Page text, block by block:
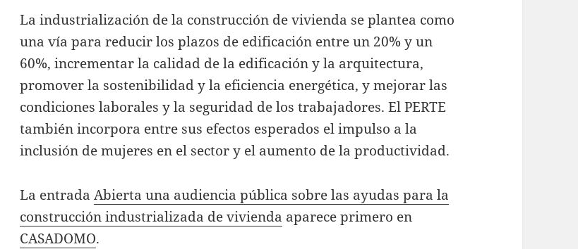
La industrialización de la construcción de vivienda se plantea como
una vía para reducir los plazos de edificación entre un 20% y un
60%, incrementar la calidad de la edificación y la arquitectura,
promover la sostenibilidad y la eficiencia energética, y mejorar las
condiciones laborales y la seguridad de los trabajadores. El PERTE
también incorpora entre sus efectos esperados el impulso a la
inclusión de mujeres en el sector y el aumento de la productividad.
La entradaAbierta una audiencia pública sobre las ayudas para la
construcción industrializada de vivienda aparece primero en
CASADOMO.